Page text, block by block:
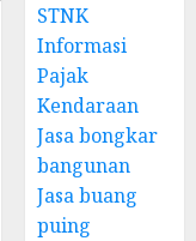
STNK
Informasi
Pajak
Kendaraan
Jasa bongkar
bangunan
Jasa buang
puing